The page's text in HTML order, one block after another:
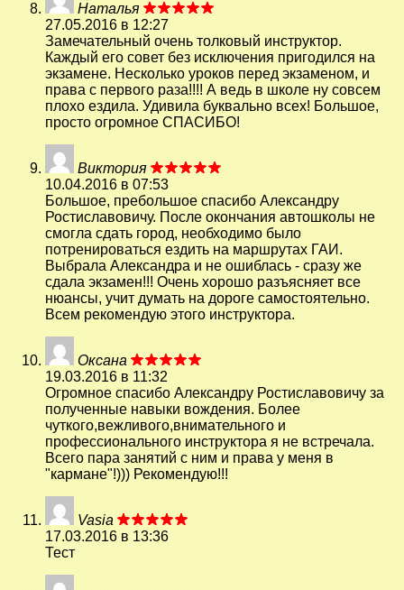
Наталья
27.05.2016 в 12:27
Замечательный очень толковый инструктор.
Каждый его совет без исключения пригодился на
экзамене. Несколько уроков перед экзаменом, и
права с первого раза!!!! А ведь в школе ну совсем
плохо ездила. Удивила буквально всех! Большое,
просто огромное СПАСИБО!
Виктория
10.04.2016 в 07:53
Большое, пребольшое спасибо Александру
Ростиславовичу. После окончания автошколы не
смогла сдать город, необходимо было
потренироваться ездить на маршрутах ГАИ.
Выбрала Александра и не ошиблась - сразу же
сдала экзамен!!! Очень хорошо разъясняет все
нюансы, учит думать на дороге самостоятельно.
Всем рекомендую этого инструктора.
Оксана
19.03.2016 в 11:32
Огромное спасибо Александру Ростиславовичу за
полученные навыки вождения. Более
чуткого,вежливого,внимательного и
профессионального инструктора я не встречала.
Всего пара занятий с ним и права у меня в
"кармане"!))) Рекомендую!!!
Vasia
17.03.2016 в 13:36
Тест